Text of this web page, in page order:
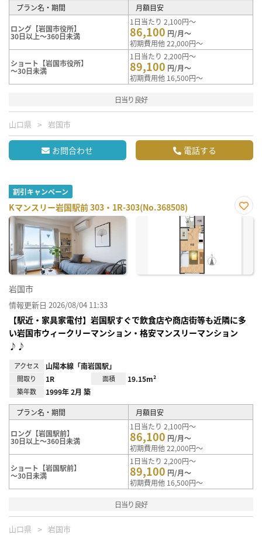
プラン名・期間 月額目安
ロング【岩国市役所】
30日以上～360日未満
1日当たり 2,100円～
86,100 円/月～
初期費用他 22,000円～
ショート【岩国市役所】
～30日未満
1日当たり 2,200円～
89,100 円/月～
初期費用他 16,500円～
日当り良好
山口県 岩国市
お問合わせ 電話する
割引キャンペーン
Kマンスリー岩国駅前 303・1R-303(No.368508)
お気
岩国市
情報更新日 2026/08/04 11:33
【駅近・家具家電付】岩国駅すぐで飲食店や商店街等も近隣に多
い岩国市ウィークリーマンション・格安マンスリーマンション
♪♪
アクセス 山陽本線「南岩国駅」
間取り 1R 面積 19.15m²
築年数 1999年 2月 築
プラン名・期間 月額目安
ロング【岩国駅前】
30日以上～360日未満
1日当たり 2,100円～
86,100 円/月～
初期費用他 22,000円～
ショート【岩国駅前】
～30日未満
1日当たり 2,200円～
89,100 円/月～
初期費用他 16,500円～
日当り良好
山口県 岩国市